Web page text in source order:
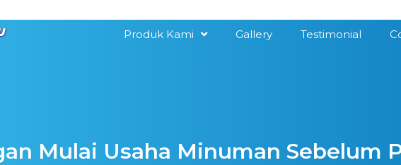
Produk Kami
Gallery Testimonial
Mulai Usaha Minuman Sebelum